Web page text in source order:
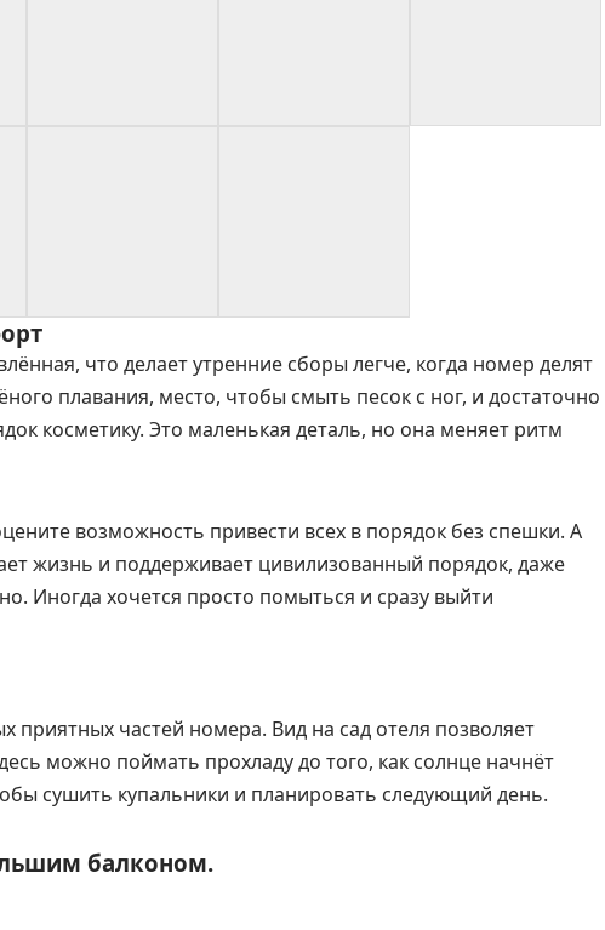
что делает утренние сборы легче, когда номер делят
плавания, место, чтобы смыть песок с ног, и достаточно
косметику. Это маленькая деталь, но она меняет ритм
возможность привести всех в порядок без спешки. А
жизнь и поддерживает цивилизованный порядок, даже
Иногда хочется просто помыться и сразу выйти
частей номера. Вид на сад отеля позволяет
можно поймать прохладу до того, как солнце начнёт
сушить купальники и планировать следующий день.
балконом.